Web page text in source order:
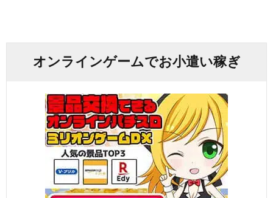
オンラインゲームでお小遣い稼ぎ